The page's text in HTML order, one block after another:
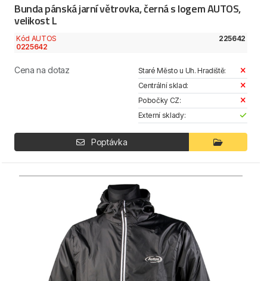
Bunda pánská jarní větrovka, černá s logem AUTOS,
velikost L
Kód AUTOS
0225642
225642
Cena na dotaz
Staré Město u Uh. Hradiště:
Centrální sklad:
Pobočky CZ:
Externí sklady:
Poptávka